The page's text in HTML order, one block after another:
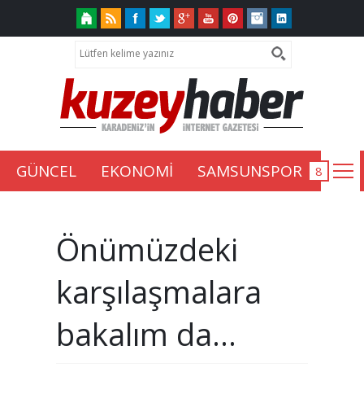
GÜNCEL EKONOMİ SAMSUNSPOR
Önümüzdeki
karşılaşmalara
bakalım da...